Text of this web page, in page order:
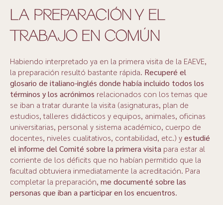
LA PREPARACIÓN Y EL
TRABAJO EN COMÚN
Habiendo interpretado ya en la primera visita de la EAEVE,
la preparación resultó bastante rápida. Recuperé el
glosario de italiano-inglés donde había incluido todos los
términos y los acrónimos relacionados con los temas que
se iban a tratar durante la visita (asignaturas, plan de
estudios, talleres didácticos y equipos, animales, oficinas
universitarias, personal y sistema académico, cuerpo de
docentes, niveles cualitativos, contabilidad, etc.) yestudié
el informe del Comité sobre la primera visita para estar al
corriente de los déficits que no habían permitido que la
facultad obtuviera inmediatamente la acreditación. Para
completar la preparación, me documenté sobre las
personas que iban a participar en los encuentros.